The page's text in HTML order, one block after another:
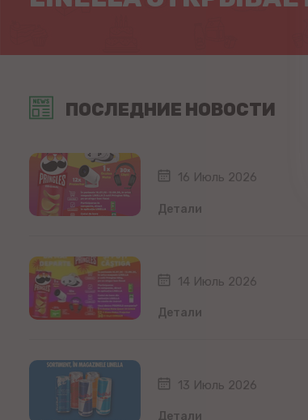
ПОСЛЕДНИЕ НОВОСТИ
16 Июль 2026
Детали
14 Июль 2026
Детали
13 Июль 2026
Детали